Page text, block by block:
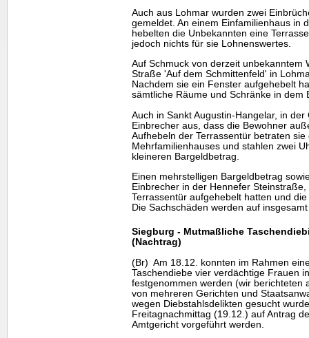
Auch aus Lohmar wurden zwei
gemeldet. An einem Einfamilienhaus in
hebelten die Unbekannten eine
jedoch nichts für sie Lohnenswertes.
Auf Schmuck von derzeit unbekanntem
Straße 'Auf dem Schmittenfeld' in
Nachdem sie ein Fenster aufgehebelt
sämtliche Räume und Schränke in dem
Auch in Sankt Augustin-Hangelar, in
Einbrecher aus, dass die Bewohner
Aufhebeln der Terrassentür betraten
Mehrfamilienhauses und stahlen zwei
kleineren Bargeldbetrag.
Einen mehrstelligen Bargeldbetrag
Einbrecher in der Hennefer
Terrassentür aufgehebelt hatten und
Die Sachschäden werden auf
Siegburg - Mutmaßliche
(Nachtrag)
(Br) Am 18.12. konnten im Rahmen
Taschendiebe vier verdächtige Frauen
festgenommen werden (wir berichteten
von mehreren Gerichten und
wegen Diebstahlsdelikten gesucht
Freitagnachmittag (19.12.) auf Antrag
Amtgericht vorgeführt werden.